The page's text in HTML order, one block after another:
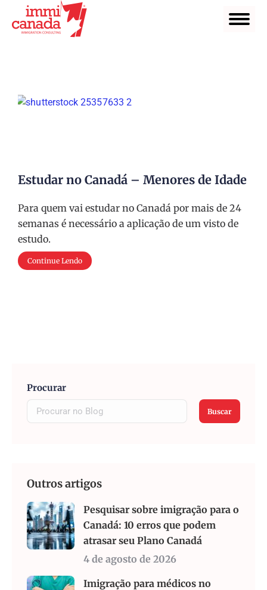
Estudar no Canadá – Menores de Idade
Para quem vai estudar no Canadá por mais de 24
semanas é necessário a aplicação de um visto de
estudo.
Continue Lendo
Procurar
Buscar
Outros artigos
Pesquisar sobre imigração para o
Canadá: 10 erros que podem
atrasar seu Plano Canadá
4 de agosto de 2026
Imigração para médicos no